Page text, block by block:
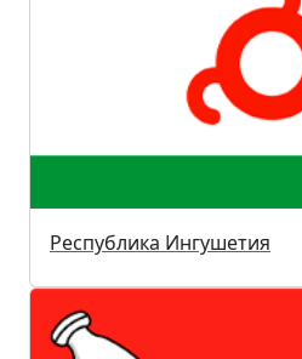
Республика Ингушетия